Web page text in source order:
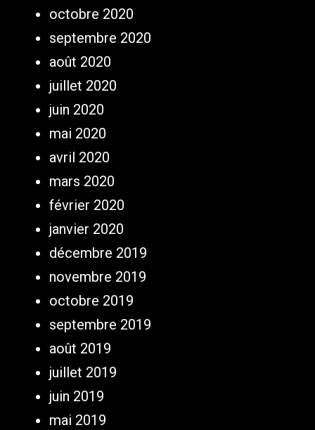
octobre 2020
septembre 2020
août 2020
juillet 2020
juin 2020
mai 2020
avril 2020
mars 2020
février 2020
janvier 2020
décembre 2019
novembre 2019
octobre 2019
septembre 2019
août 2019
juillet 2019
juin 2019
mai 2019